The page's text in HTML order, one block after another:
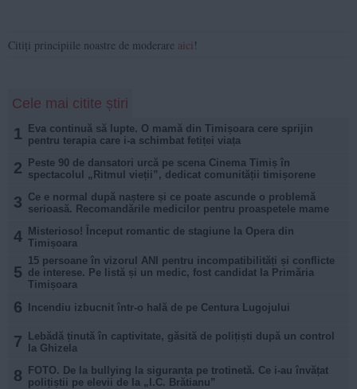
Citiți principiile noastre de moderare aici !
Cele mai citite știri
1
Eva continuă să lupte. O mamă din Timișoara cere sprijin
pentru terapia care i-a schimbat fetiței viața
2
Peste 90 de dansatori urcă pe scena Cinema Timiș în
spectacolul „Ritmul vieții”, dedicat comunității timișorene
3 Ce e normal după naștere și ce poate ascunde o problemă
serioasă. Recomandările medicilor pentru proaspetele mame
4
Misterioso! Început romantic de stagiune la Opera din
Timișoara
5
15 persoane în vizorul ANI pentru incompatibilități și conflicte
de interese. Pe listă și un medic, fost candidat la Primăria
Timișoara
6 Incendiu izbucnit într-o hală de pe Centura Lugojului
7
Lebădă ținută în captivitate, găsită de polițiști după un control
la Ghizela
8
FOTO. De la bullying la siguranța pe trotinetă. Ce i-au învățat
polițiștii pe elevii de la „I.C. Brătianu”